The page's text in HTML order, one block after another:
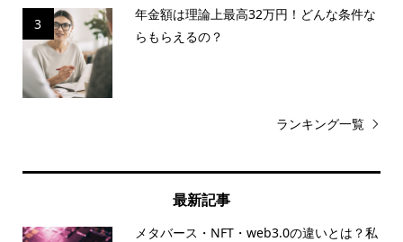
3
年金額は理論上最高32万円！どんな条件な
らもらえるの？
ランキング一覧
最新記事
メタバース・NFT・web3.0の違いとは？私